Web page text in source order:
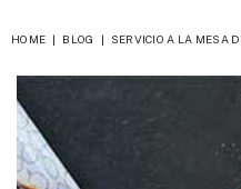
HOME | BLOG | SERVICIO A LA MESA